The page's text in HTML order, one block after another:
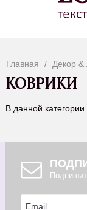
Главная Декор &
КОВРИКИ
В данной категории